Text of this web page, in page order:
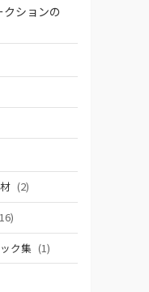
クションの
(2)
ク集 (1)